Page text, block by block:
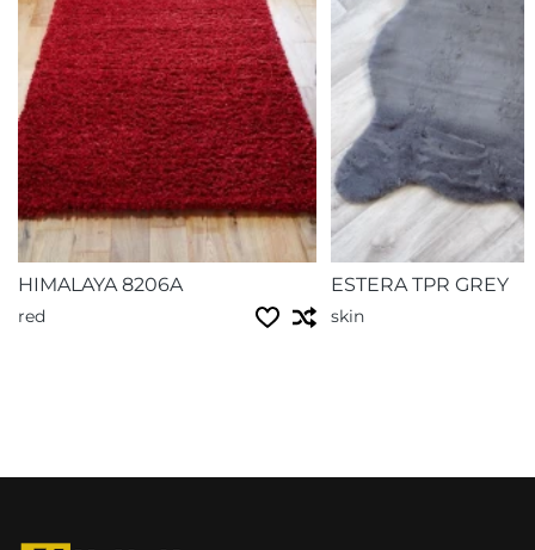
HIMALAYA 8206A
red
ESTERA TPR GREY
skin